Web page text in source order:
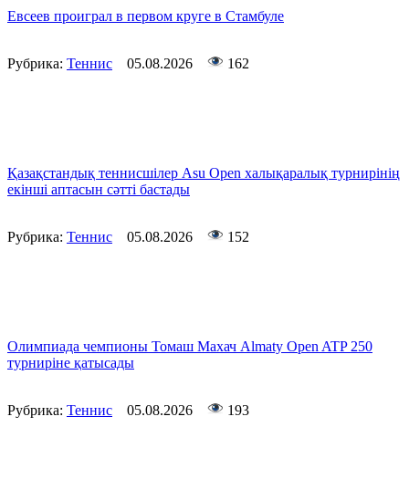
Евсеев проиграл в первом круге в Стамбуле
Рубрика: Теннис 05.08.2026 162
Қазақстандық теннисшілер Asu Open халықаралық турнирінің
екінші аптасын сәтті бастады
Рубрика: Теннис 05.08.2026 152
Олимпиада чемпионы Томаш Махач Almaty Open ATP 250
турниріне қатысады
Рубрика: Теннис 05.08.2026 193